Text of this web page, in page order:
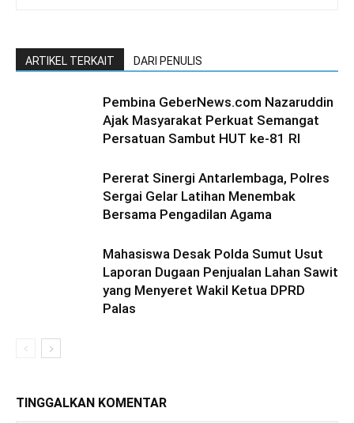
ARTIKEL TERKAIT DARI PENULIS
Pembina GeberNews.com Nazaruddin
Ajak Masyarakat Perkuat Semangat
Persatuan Sambut HUT ke-81 RI
Pererat Sinergi Antarlembaga, Polres
Sergai Gelar Latihan Menembak
Bersama Pengadilan Agama
Mahasiswa Desak Polda Sumut Usut
Laporan Dugaan Penjualan Lahan Sawit
yang Menyeret Wakil Ketua DPRD
Palas
TINGGALKAN KOMENTAR